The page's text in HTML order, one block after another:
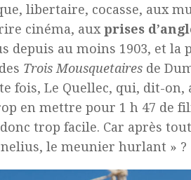
libertaire, cocasse, aux
cinéma, aux prises
depuis au moins 1903, et la
Trois Mousquetaires de
fois, Le Quellec, qui, dit-
en mettre pour 1 h 47 de
trop facile. Car après
le meunier hurlant » ?